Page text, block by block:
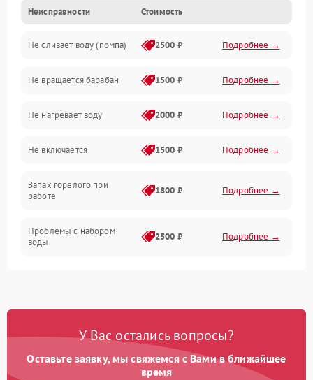
Электропитание
Водоснабжение
Слив
Программное обеспечение
Неисправности Стоимость
Не сливает воду (помпа) 2500 ₽ Подробнее →
Не вращается барабан 1500 ₽ Подробнее →
Не нагревает воду 2000 ₽ Подробнее →
Не включается 1500 ₽ Подробнее →
Запах горелого при
работе
1800 ₽ Подробнее →
Проблемы с набором
воды
2500 ₽ Подробнее →
Замена платы управления 2200 ₽ Подробнее →
У Вас остались вопросы?
Оставьте заявку, мы свяжемся с Вами в ближайшее
время